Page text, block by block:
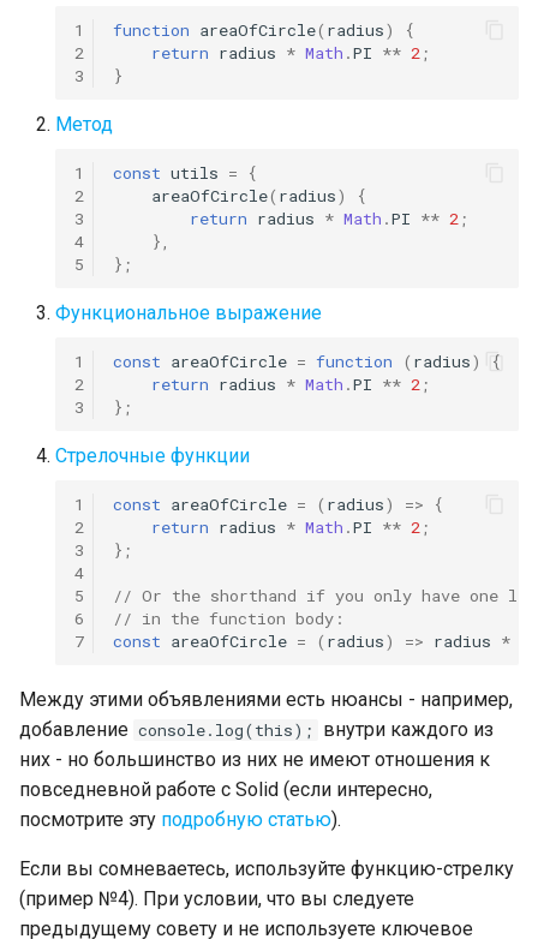
1
2
3
function areaOfCircle( radius)
{
return radius * Math .PI ** 2 ;
}
Метод
1
2
3
4
5
const utils =
{
areaOfCircle( radius)
{
return radius * Math .PI ** 2 ;
},
};
Функциональное выражение
1
2
3
const areaOfCircle = function ( radius)
{
return radius * Math .PI ** 2 ;
};
Стрелочные функции
1
2
3
4
5
6
7
const areaOfCircle = ( radius) =>
{
return radius * Math .PI ** 2 ;
};
// Or the shorthand if you only have one
// in the function body:
const areaOfCircle = ( radius) => radius *
Между этими объявлениями есть нюансы - например,
добавление console.log(this);
внутри каждого из
них - но большинство из них не имеют отношения к
повседневной работе с Solid (если интересно,
посмотрите эту подробную статью).
Если вы сомневаетесь, используйте функцию-стрелку
(пример №4). При условии, что вы следуете
предыдущему совету и не используете ключевое